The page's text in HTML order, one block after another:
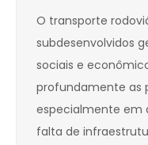
O transporte
subdesenvolvidos
sociais e
profundamente as
especialmente em
falta de